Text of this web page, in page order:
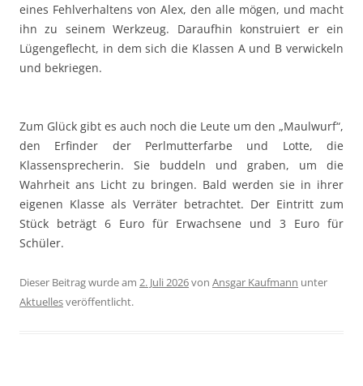
eines Fehlverhaltens von Alex, den alle mögen, und macht
ihn zu seinem Werkzeug. Daraufhin konstruiert er ein
Lügengeflecht, in dem sich die Klassen A und B verwickeln
und bekriegen.
Zum Glück gibt es auch noch die Leute um den „Maulwurf“,
den Erfinder der Perlmutterfarbe und Lotte, die
Klassensprecherin. Sie buddeln und graben, um die
Wahrheit ans Licht zu bringen. Bald werden sie in ihrer
eigenen Klasse als Verräter betrachtet. Der Eintritt zum
Stück beträgt 6 Euro für Erwachsene und 3 Euro für
Schüler.
Dieser Beitrag wurde am 2. Juli 2026von Ansgar Kaufmann unter
Aktuellesveröffentlicht.